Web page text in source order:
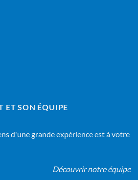
ET SON ÉQUIPE
d'une grande expérience est à votre
Découvrir notre équipe